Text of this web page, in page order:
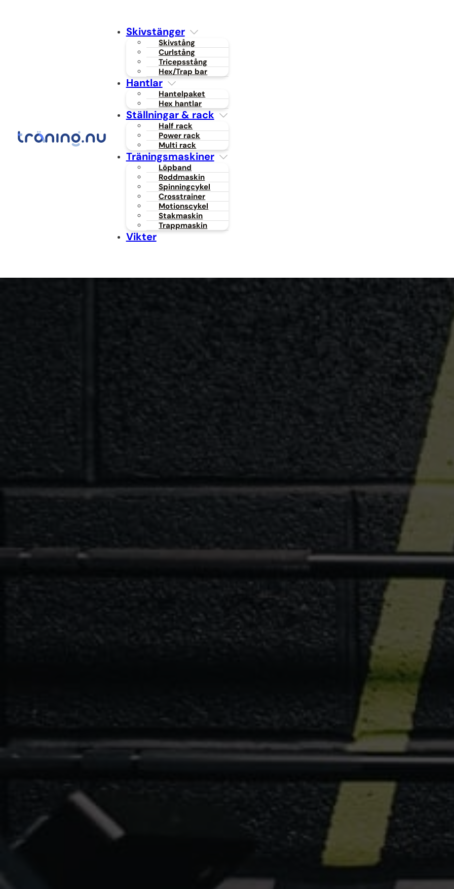
Skivstänger
Skivstång
Curlstång
Tricepsstång
Hex/Trap bar
Hantlar
Hantelpaket
Hex hantlar
Ställningar & rack
Half rack
Power rack
Multi rack
Träningsmaskiner
Löpband
Roddmaskin
Spinningcykel
Crosstrainer
Motionscykel
Stakmaskin
Trappmaskin
Vikter